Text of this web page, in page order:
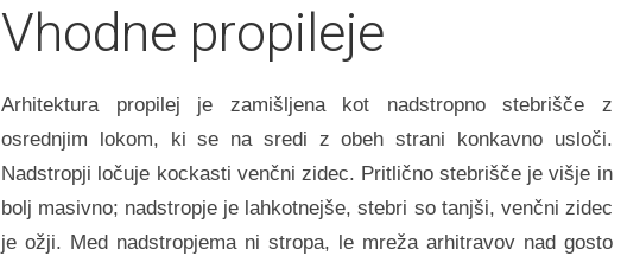
Vhodne propileje
Arhitektura propilej je zamišljena kot nadstropno stebrišče z
osrednjim lokom, ki se na sredi z obeh strani konkavno usloči.
Nadstropji ločuje kockasti venčni zidec. Pritlično stebrišče je višje in
bolj masivno; nadstropje je lahkotnejše, stebri so tanjši, venčni zidec
je ožji. Med nadstropjema ni stropa, le mreža arhitravov nad gosto